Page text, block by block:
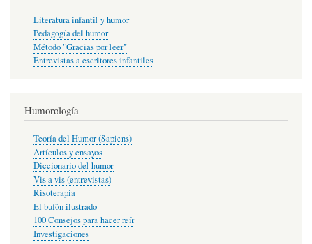
Literatura infantil y humor
Pedagogía del humor
Método "Gracias por leer"
Entrevistas a escritores infantiles
Humorología
Teoría del Humor (Sapiens)
Artículos y ensayos
Diccionario del humor
Vis a vis (entrevistas)
Risoterapia
El bufón ilustrado
100 Consejos para hacer reír
Investigaciones